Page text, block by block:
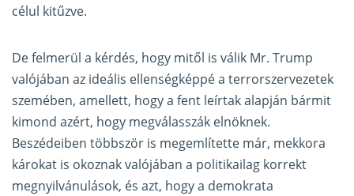
célul kitűzve.
De felmerül a kérdés, hogy mitől is válik Mr. Trump
valójában az ideális ellenségképpé a terrorszervezetek
szemében, amellett, hogy a fent leírtak alapján bármit
kimond azért, hogy megválasszák elnöknek.
Beszédeiben többször is megemlítette már, mekkora
károkat is okoznak valójában a politikailag korrekt
megnyilvánulások, és azt, hogy a demokrata